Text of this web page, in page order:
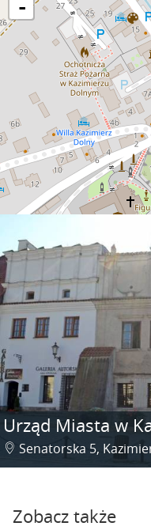
-
Urząd Miasta w
Senatorska 5,
Zobacz także